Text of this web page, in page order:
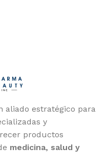
aliado estratégico para
y
productos
medicina, salud y